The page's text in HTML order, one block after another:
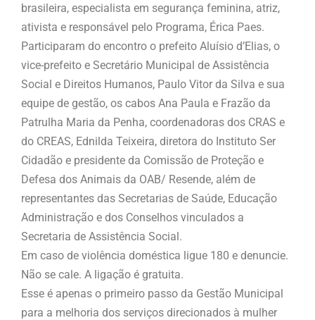
brasileira, especialista em segurança feminina, atriz,
ativista e responsável pelo Programa, Érica Paes.
Participaram do encontro o prefeito Aluísio d’Elias, o
vice-prefeito e Secretário Municipal de Assistência
Social e Direitos Humanos, Paulo Vitor da Silva e sua
equipe de gestão, os cabos Ana Paula e Frazão da
Patrulha Maria da Penha, coordenadoras dos CRAS e
do CREAS, Ednilda Teixeira, diretora do Instituto Ser
Cidadão e presidente da Comissão de Proteção e
Defesa dos Animais da OAB/ Resende, além de
representantes das Secretarias de Saúde, Educação
Administração e dos Conselhos vinculados a
Secretaria de Assistência Social.
Em caso de violência doméstica ligue 180 e denuncie.
Não se cale. A ligação é gratuita.
Esse é apenas o primeiro passo da Gestão Municipal
para a melhoria dos serviços direcionados à mulher